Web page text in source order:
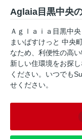
Aglaia目黒中央
Ａｇｌａｉａ目黒中
まいばすけっと 中央
なため、利便性の高
新しい住環境をお探
ください。いつでも
せください。